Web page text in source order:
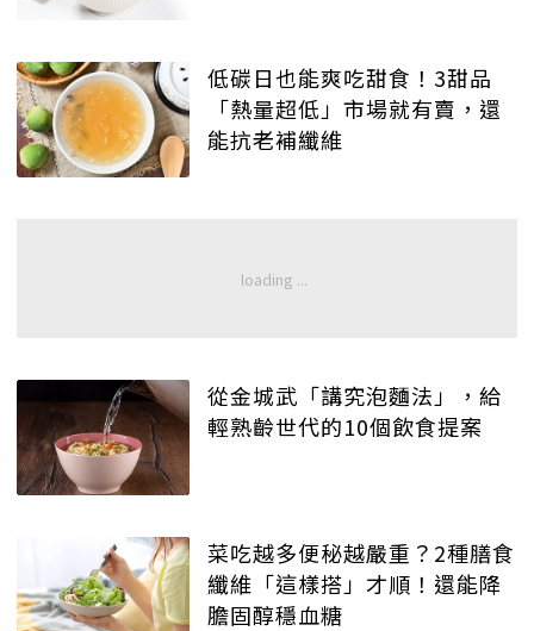
低碳日也能爽吃甜食！3甜品
「熱量超低」市場就有賣，還
能抗老補纖維
從金城武「講究泡麵法」，給
輕熟齡世代的10個飲食提案
菜吃越多便秘越嚴重？2種膳食
纖維「這樣搭」才順！還能降
膽固醇穩血糖